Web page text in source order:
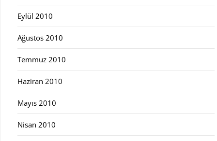
Eylül 2010
Ağustos 2010
Temmuz 2010
Haziran 2010
Mayıs 2010
Nisan 2010